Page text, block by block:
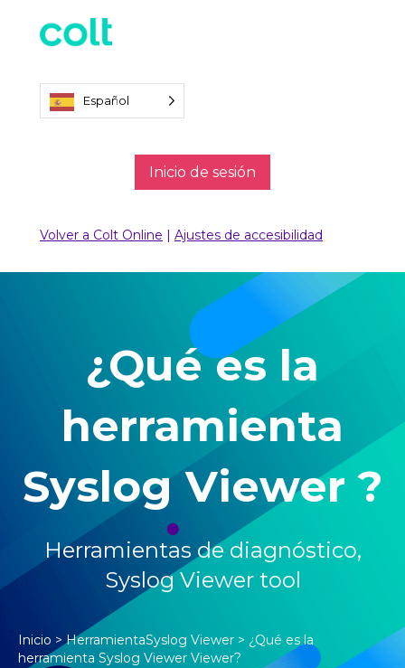
Español
Inicio de sesión
Volver a Colt Online Ajustes de accesibilidad
¿Qué es la
herramienta
Syslog Viewer ?
Herramientas de diagnóstico,
Syslog Viewer tool
Inicio >HerramientaSyslog Viewer > ¿Qué es la
herramienta Syslog Viewer Viewer?